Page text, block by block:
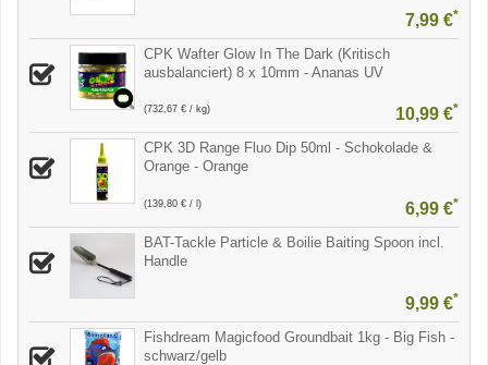
7,99 €*
CPK Wafter Glow In The Dark (Kritisch
ausbalanciert) 8 x 10mm - Ananas UV
(732,67 € / kg) 10,99 €*
CPK 3D Range Fluo Dip 50ml - Schokolade &
Orange - Orange
(139,80 € / l) 6,99 €*
BAT-Tackle Particle & Boilie Baiting Spoon incl.
Handle
9,99 €*
Fishdream Magicfood Groundbait 1kg - Big Fish -
schwarz/gelb